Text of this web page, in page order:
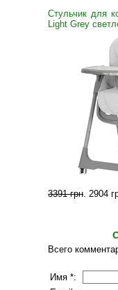
Стульчик для
Light Grey
3391 грн. 2904
Всего
Имя *: